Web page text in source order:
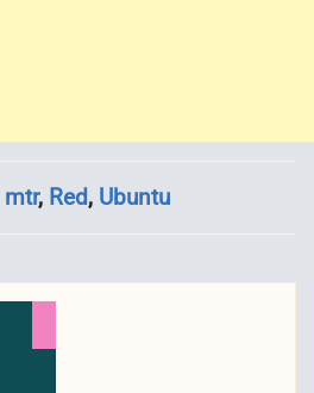
mtr, Red, Ubuntu